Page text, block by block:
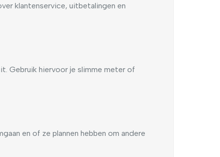
klantenservice, uitbetalingen en
Gebruik hiervoor je slimme meter of
en of ze plannen hebben om andere